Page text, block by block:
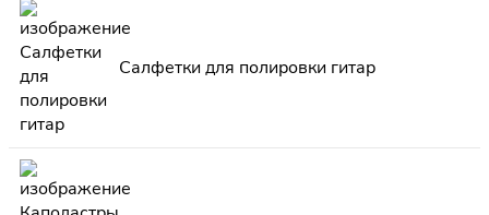
Салфетки для полировки гитар